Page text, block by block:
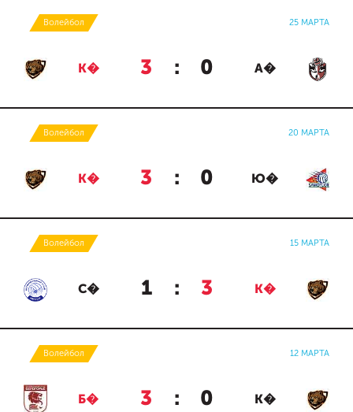
Волейбол 25 МАРТА
К� 3 : 0 А�
Волейбол 20 МАРТА
К� 3 : 0 Ю�
Волейбол 15 МАРТА
С� 1 : 3 К�
Волейбол 12 МАРТА
Б� 3 : 0 К�